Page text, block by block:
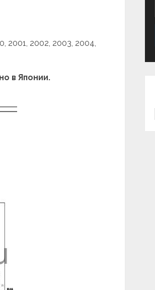
2001, 2002, 2003, 2004,
в Японии.